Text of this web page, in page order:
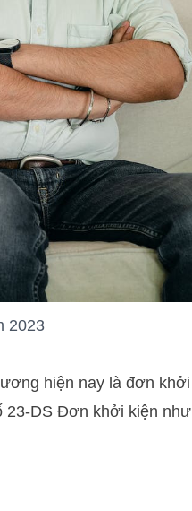
2023
hiện nay là đơn khởi
23-DS Đơn khởi kiện như